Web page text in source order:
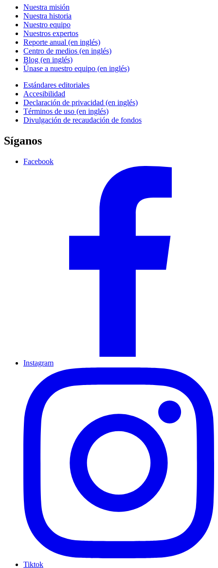
Nuestra misión
Nuestra historia
Nuestro equipo
Nuestros expertos
Reporte anual (en inglés)
Centro de medios (en inglés)
Blog (en inglés)
Únase a nuestro equipo (en inglés)
Estándares editoriales
Accesibilidad
Declaración de privacidad (en inglés)
Términos de uso (en inglés)
Divulgación de recaudación de fondos
Síganos
Facebook
Instagram
Tiktok